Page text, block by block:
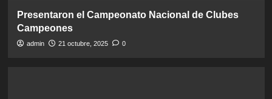
Presentaron el Campeonato Nacional de Clubes
Campeones
admin 21 octubre, 2025 0